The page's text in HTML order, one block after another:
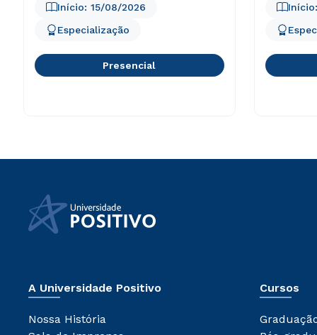
Início: 15/08/2026
Especialização
Presencial
Início:
A Universidade Positivo
Nossa História
Cursos